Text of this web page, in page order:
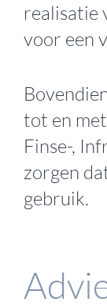
realisatie
voor een
tot en
Finse-,
zorgen
gebruik.